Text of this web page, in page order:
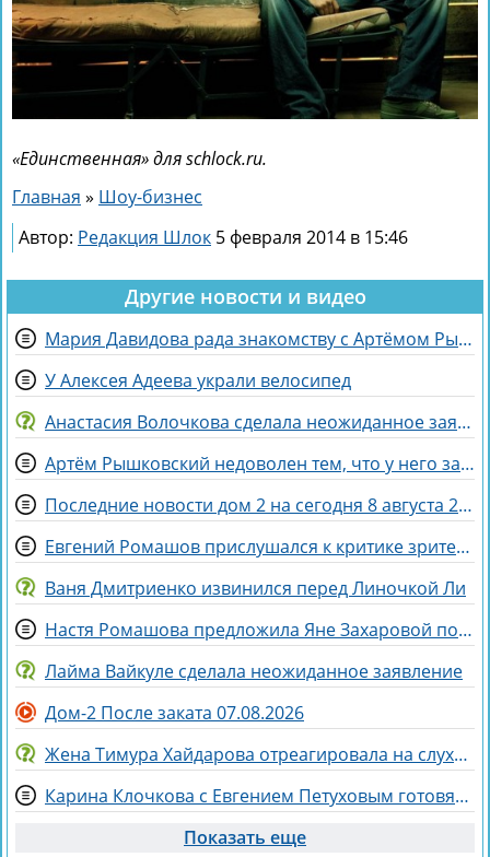
«Единственная» для schlock.ru.
Главная » Шоу-бизнес
Автор: Редакция Шлок 5 февраля 2014 в 15:46
Другие новости и видео
Мария Давидова рада знакомству с Артёмом Рышковским на доме 2
У Алексея Адеева украли велосипед
Анастасия Волочкова сделала неожиданное заявление о дочери
Артём Рышковский недоволен тем, что у него забрали баллы в конкурсе "Человек года"
Последние новости дом 2 на сегодня 8 августа 2026
Евгений Ромашов прислушался к критике зрителей Дома 2 и сменил причёску
Ваня Дмитриенко извинился перед Линочкой Ли
Настя Ромашова предложила Яне Захаровой пожить у неё в гардеробной
Лайма Вайкуле сделала неожиданное заявление
Дом-2 После заката 07.08.2026
Жена Тимура Хайдарова отреагировала на слухи о колдовстве
Карина Клочкова с Евгением Петуховым готовятся к «Китайским каникулам»
Показать еще